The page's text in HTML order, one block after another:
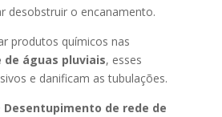
desobstruir o encanamento.
produtos químicos nas
de águas pluviais, esses
e danificam as tubulações.
Desentupimento de rede de